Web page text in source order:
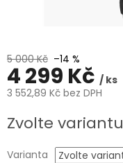
5 000 Kč –14 %
4 299 Kč / ks
3 552,89 Kč bez DPH
cena:
Zvolte variantu
Varianta